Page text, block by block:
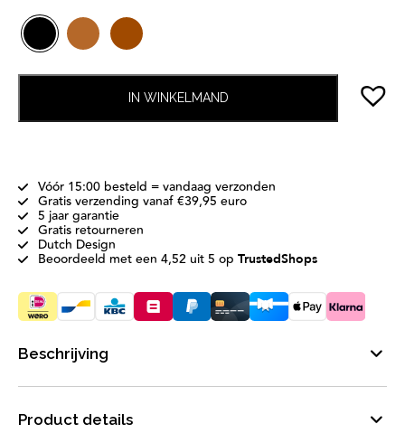
IN WINKELMAND
Vóór 15:00 besteld = vandaag verzonden
Gratis verzending vanaf €39,95 euro
5 jaar garantie
Gratis retourneren
Dutch Design
Beoordeeld met een 4,52 uit 5 op TrustedShops
Beschrijving
Product details